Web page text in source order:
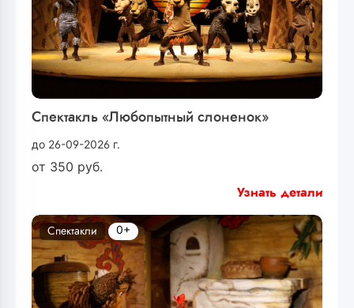
Спектакль «Любопытный слоненок»
до 26-09-2026 г.
от 350 руб.
Узнать детали
Спектакли 0+